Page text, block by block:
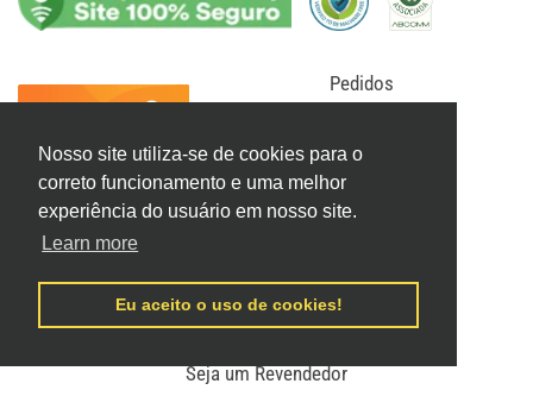
Nosso site utiliza-se de cookies para o
correto funcionamento e uma melhor
experiência do usuário em nosso site.
Learn more
Eu aceito o uso de cookies!
Pedidos
Confirmar Depósito
Como Comprar
Trocas e Devoluções
Prazo de Entrega
Seja um Revendedor